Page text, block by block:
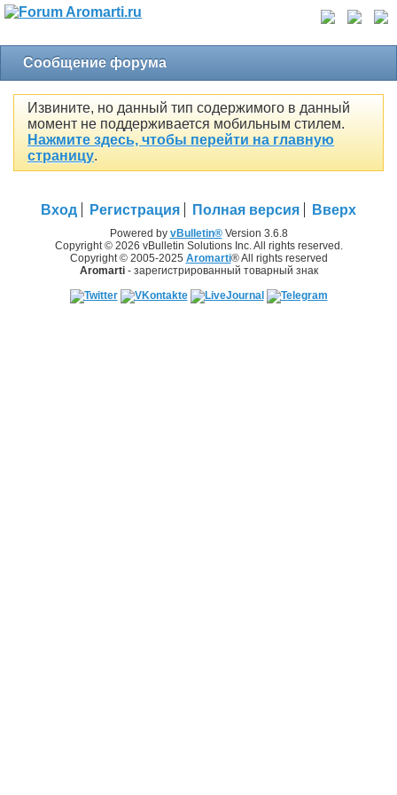
Сообщение форума
Извините, но данный тип содержимого в данный
момент не поддерживается мобильным стилем.
Нажмите здесь, чтобы перейти на главную
страницу.
Вход Регистрация Полная версия Вверх
Powered by vBulletin®Version 3.6.8
Copyright © 2026 vBulletin Solutions Inc. All rights reserved.
Copyright © 2005-2025 Aromarti® All rights reserved
Aromarti- зарегистрированный товарный знак